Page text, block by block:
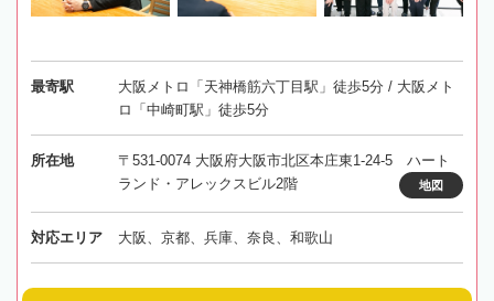
最寄駅
大阪メトロ「天神橋筋六丁目駅」徒歩5分 / 大阪メト
ロ「中崎町駅」徒歩5分
所在地
〒531-0074 大阪府大阪市北区本庄東1-24-5 ハート
ランド・アレックスビル2階
地図
対応エリア 大阪、京都、兵庫、奈良、和歌山